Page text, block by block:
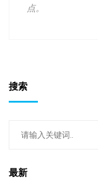
点。
搜索
最新